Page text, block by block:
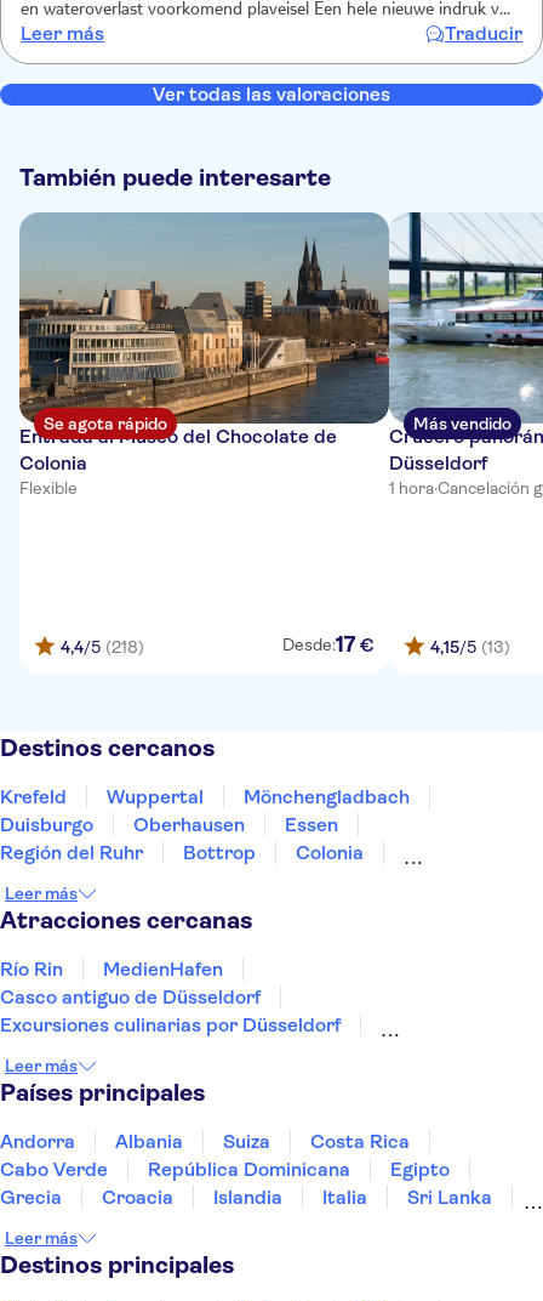
en wateroverlast voorkomend plaveisel Een hele nieuwe indruk v
Düsseldorf gekregen
Leer más Traducir
Ver todas las valoraciones
También puede interesarte
Se agota rápido
Entrada al Museo del Chocolate de
Colonia
Flexible
4,4/5 (218) Desde:17 €
Más vendido
Crucero
Düsseldorf
1 hora·Cancelación
4,15/5 (13)
Destinos cercanos
Krefeld Wuppertal
Mönchengladbach
Duisburgo
Oberhausen
Essen
Región del Ruhr
Bottrop
Colonia
Bonn
Leer más
Atracciones cercanas
Río Rin
MedienHafen
Casco antiguo de Düsseldorf
Excursiones culinarias por Düsseldorf
Neues Museum
Museo del Chocolate de Colonia
Torre de la TV de Berlín
Reichstag
Museo de la RDA en Berlín
Alexanderplatz
Museo de Pérgamo
Leer más
Países principales
Andorra Albania Suiza
Costa Rica
Cabo Verde
República Dominicana
Egipto
Grecia
Croacia Islandia Italia
Sri Lanka
Portugal
Tailandia
Leer más
Destinos principales